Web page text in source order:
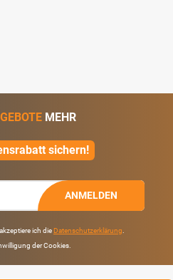
MEHR
sichern!
ANMELDEN
ich die Datenschutzerklärung
der Cookies.